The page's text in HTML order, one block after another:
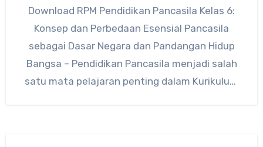
Download RPM Pendidikan Pancasila Kelas 6:
Konsep dan Perbedaan Esensial Pancasila
sebagai Dasar Negara dan Pandangan Hidup
Bangsa – Pendidikan Pancasila menjadi salah
satu mata pelajaran penting dalam Kurikulum